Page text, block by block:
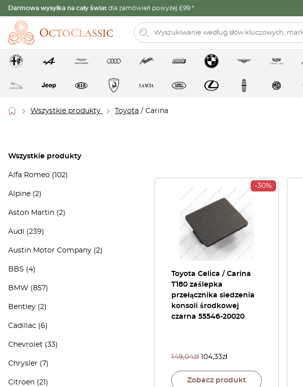
Darmowa wysyłka na cały świat dla zamówień powyżej £99.*
Wszystkie produkty Toyota / Carina
Wszystkie produkty
Alfa Romeo (102)
Alpine (2)
Aston Martin (2)
Audi (239)
Austin Motor Company (2)
BBS (4)
BMW (857)
Bentley (2)
Cadillac (6)
Chevrolet (33)
Chrysler (7)
Citroen (21)
-30%
Toyota Celica / Carina
T180 zaślepka
przełącznika siedzenia
konsoli środkowej
czarna 55546-20020
149,04zł 104,33zł
Zobacz produkt